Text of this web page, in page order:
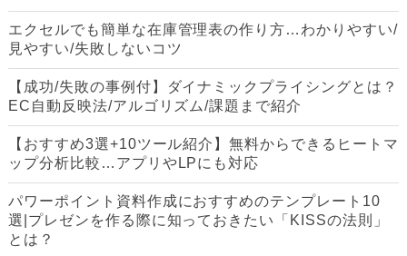
エクセルでも簡単な在庫管理表の作り方…わかりやすい/
見やすい/失敗しないコツ
【成功/失敗の事例付】ダイナミックプライシングとは？
EC自動反映法/アルゴリズム/課題まで紹介
【おすすめ3選+10ツール紹介】無料からできるヒートマ
ップ分析比較…アプリやLPにも対応
パワーポイント資料作成におすすめのテンプレート10
選|プレゼンを作る際に知っておきたい「KISSの法則」
とは？